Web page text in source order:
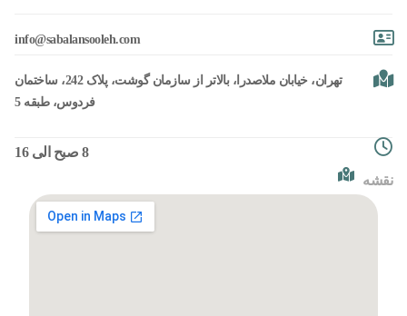
moc.heloosnalabas@ofni
تهران، خیابان ملاصدرا، بالاتر از سازمان گوشت، پلاک 242، ساختمان
فردوس، طبقه 5
8 صبح الی 16
نقشه